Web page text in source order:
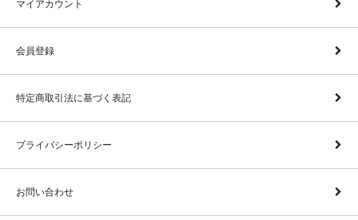
マイアカウント
会員登録
特定商取引法に基づく表記
プライバシーポリシー
お問い合わせ